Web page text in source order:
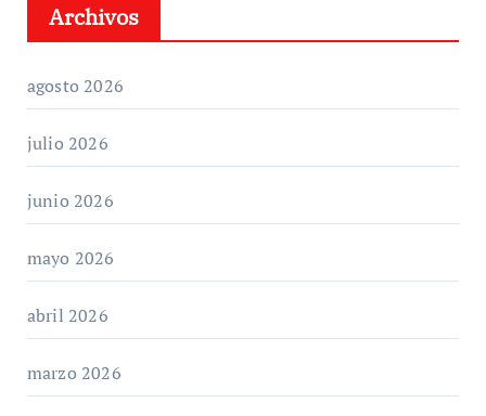
Archivos
agosto 2026
julio 2026
junio 2026
mayo 2026
abril 2026
marzo 2026